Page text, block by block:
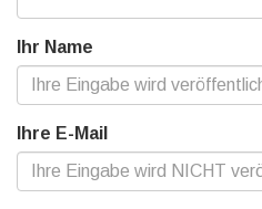
Ihr Name
Ihre E-Mail